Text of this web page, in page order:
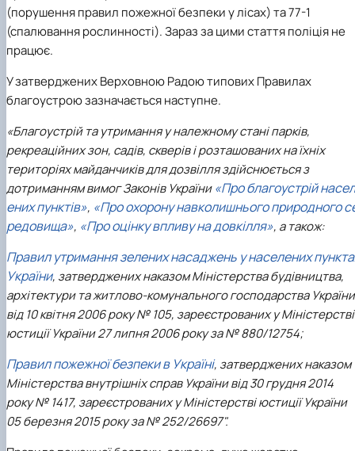
(порушення правил пожежної безпеки у лісах) та 77-1
(спалювання рослинності). Зараз за цими стаття поліція не
працює.
У затверджених Верховною Радою типових Правилах
благоустрою зазначається наступне.
«Благоустрій та утримання у належному стані парків,
рекреаційних зон, садів, скверів і розташованих на їхніх
територіях майданчиків для дозвілля здійснюється з
дотриманням вимог Законів України«Про благоустрій насел
ених пунктів», «Про охорону навколишнього природного
редовища», «Про оцінку впливу на довкілля», а також:
Правил утримання зелених насаджень у населених
України, затверджених наказом Міністерства будівництва,
архітектури та житлово-комунального господарства України
від 10 квітня 2006 року № 105, зареєстрованих у Міністерстві
юстиції України 27 липня 2006 року за № 880/12754;
Правил пожежної безпеки в Україні, затверджених наказом
Міністерства внутрішніх справ України від 30 грудня 2014
року № 1417, зареєстрованих у Міністерстві юстиції України
05 березня 2015 року за № 252/26697".